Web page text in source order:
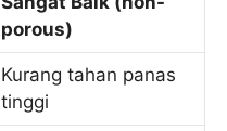
porous)
Kurang tahan panas
tinggi